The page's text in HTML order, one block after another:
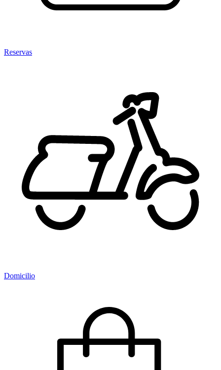
Reservas
Domicilio